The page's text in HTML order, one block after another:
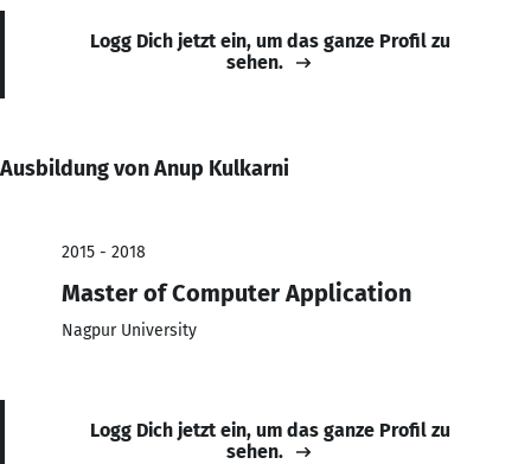
Logg Dich jetzt ein, um das ganze Profil zu
sehen.
Ausbildung von Anup Kulkarni
2015 - 2018
Master of Computer Application
Nagpur University
Logg Dich jetzt ein, um das ganze Profil zu
sehen.